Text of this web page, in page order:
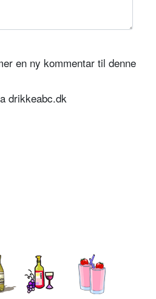
en ny kommentar til denne
drikkeabc.dk